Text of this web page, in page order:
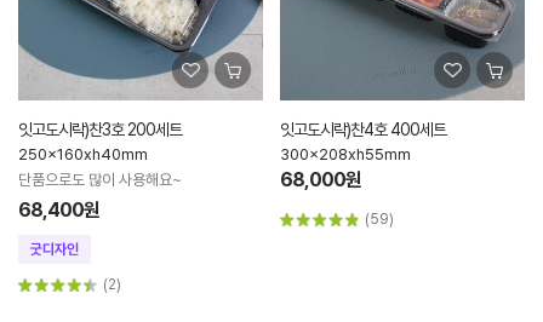
잇고도시락)찬3호 200세트
250x160xh40mm
단품으로도 많이 사용해요~
68,400원
(2)
잇고도시락)찬4호 400세트
300x208xh55mm
68,000원
(59)